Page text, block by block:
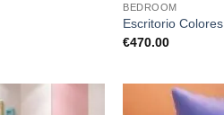
BEDROOM
Escritorio Colores
€470.00